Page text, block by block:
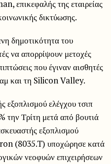
επικεφαλής της εταιρείας
δικτύωσης.
δημοτικότητα του
να απορρίψουν μετοχές
που έγιναν αισθητές
και τη Silicon Valley.
εξοπλισμού ελέγχου τσιπ
Τρίτη μετά από βουτιά
εξοπλισμού
(8035.T) υποχώρησε κατά
νεοφυών επιχειρήσεων